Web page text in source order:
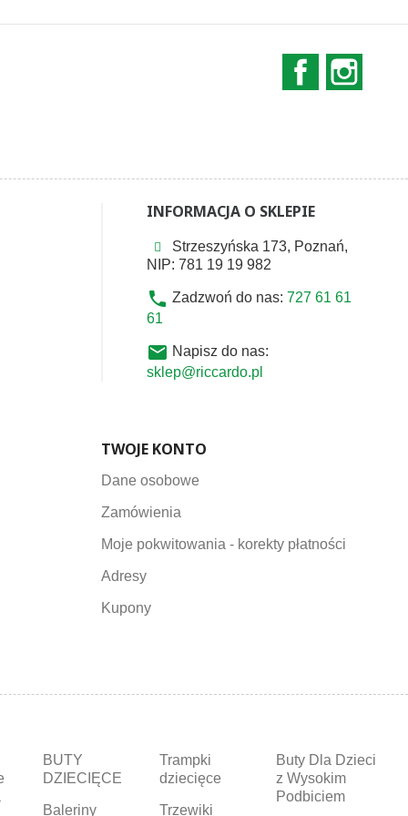
Facebook
INFORMACJA O SKLEPIE
Strzeszyńska 173, Poznań,
NIP: 781 19 19 982
phone Zadzwoń do nas: 727 61 61
61
email Napisz do nas:
sklep@riccardo.pl
TWOJE KONTO
Dane osobowe
Zamówienia
Moje pokwitowania - korekty płatności
Adresy
Kupony
BUTY
DZIECIĘCE
Baleriny
Trampki
dziecięce
Trzewiki
Buty Dla Dzieci
z Wysokim
Podbiciem